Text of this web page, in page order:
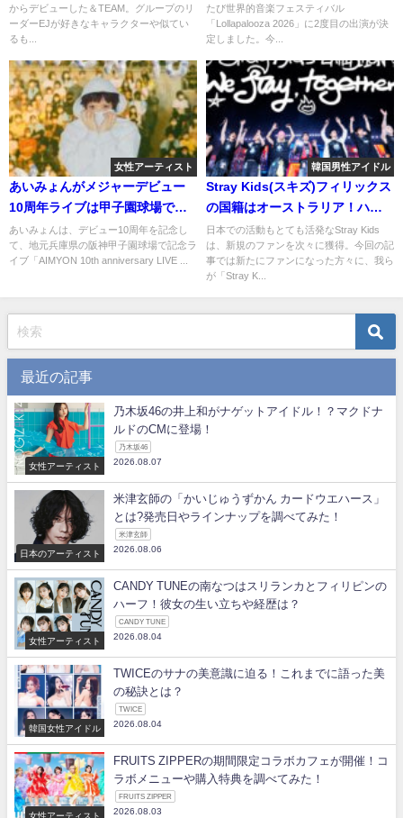
緒！？ポニョと実際比べてみ
た！
からデビューした＆TEAM。グループのリ
ーダーEJが好きなキャラクターや似てい
るも...
たび世界的音楽フェスティバル
「Lollapalooza 2026」に2度目の出演が決
定しました。今...
女性アーティスト
あいみょんがメジャーデビュー
10周年ライブは甲子園球場で開
催！日程やチケットの入手方法
は？
あいみょんは、デビュー10周年を記念し
て、地元兵庫県の阪神甲子園球場で記念ラ
イブ「AIMYON 10th anniversary LIVE ...
韓国男性アイドル
Stray Kids(スキズ)フィリックス
の国籍はオーストラリア！ハン
グルでの本名も別にある？
日本での活動もとても活発なStray Kids
は、新規のファンを次々に獲得。今回の記
事では新たにファンになった方々に、我ら
が「Stray K...
最近の記事
女性アーティスト
乃木坂46の井上和がナゲットアイドル！？マクドナ
ルドのCMに登場！
乃木坂46
2026.08.07
日本のアーティスト
米津玄師の「かいじゅうずかん カードウエハース」
とは?発売日やラインナップを調べてみた！
米津玄師
2026.08.06
女性アーティスト
CANDY TUNEの南なつはスリランカとフィリピンの
ハーフ！彼女の生い立ちや経歴は？
CANDY TUNE
2026.08.04
韓国女性アイドル
TWICEのサナの美意識に迫る！これまでに語った美
の秘訣とは？
TWICE
2026.08.04
女性アーティスト
FRUITS ZIPPERの期間限定コラボカフェが開催！コ
ラボメニューや購入特典を調べてみた！
FRUITS ZIPPER
2026.08.03